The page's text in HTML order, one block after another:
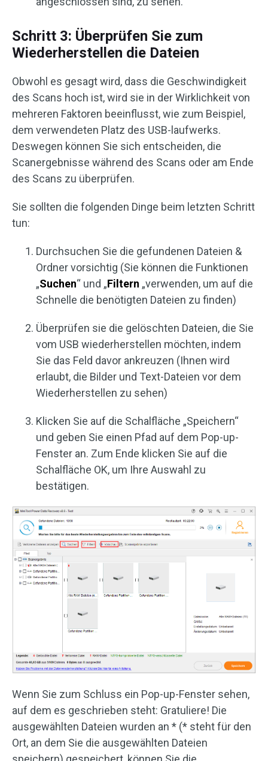
Schritt 3: Überprüfen Sie zum
Wiederherstellen die Dateien
Obwohl es gesagt wird, dass die Geschwindigkeit
des Scans hoch ist, wird sie in der Wirklichkeit von
mehreren Faktoren beeinflusst, wie zum Beispiel,
dem verwendeten Platz des USB-laufwerks.
Deswegen können Sie sich entscheiden, die
Scanergebnisse während des Scans oder am Ende
des Scans zu überprüfen.
Sie sollten die folgenden Dinge beim letzten Schritt
tun:
Durchsuchen Sie die gefundenen Dateien &
Ordner vorsichtig (Sie können die Funktionen
„Suchen“ und „Filtern „verwenden, um auf die
Schnelle die benötigten Dateien zu finden)
Überprüfen sie die gelöschten Dateien, die Sie
vom USB wiederherstellen möchten, indem
Sie das Feld davor ankreuzen (Ihnen wird
erlaubt, die Bilder und Text-Dateien vor dem
Wiederherstellen zu sehen)
Klicken Sie auf die Schalfläche „Speichern“
und geben Sie einen Pfad auf dem Pop-up-
Fenster an. Zum Ende klicken Sie auf die
Schalfläche OK, um Ihre Auswahl zu
bestätigen.
Wenn Sie zum Schluss ein Pop-up-Fenster sehen,
auf dem es geschrieben steht: Gratuliere! Die
ausgewählten Dateien wurden an * (* steht für den
Ort, an dem Sie die ausgewählten Dateien